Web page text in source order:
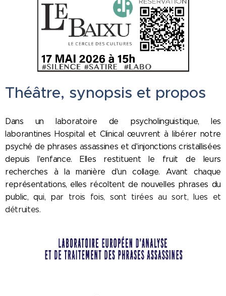
Théâtre, synopsis et propos
Dans un laboratoire de psycholinguistique, les
laborantines Hospital et Clinical œuvrent à libérer notre
psyché de phrases assassines et d'injonctions cristallisées
depuis l'enfance. Elles restituent le fruit de leurs
recherches à la manière d'un collage. Avant chaque
représentations, elles récoltent de nouvelles phrases du
public, qui, par trois fois, sont tirées au sort, lues et
détruites.